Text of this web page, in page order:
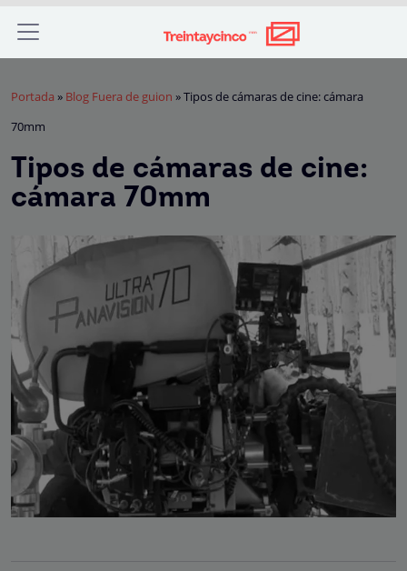
Portada » Blog Fuera de guion »Tipos de cámaras de cine: cámara
70mm
Tipos de cámaras de cine:
cámara 70mm